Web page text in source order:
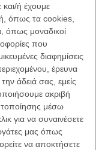
και/ή έχουμε
όπως τα cookies,
όπως μοναδικοί
που
διαφημίσεις
έρευνα
άδειά σας, εμείς
ακριβή
μέσω
για να συναινέσετε
μας όπως
να αποκτήσετε
«Pusher»,
απατούν, δύο
οίκων Gucci και Yves
αντίθετο
Τζέσικα Τσαστέιν,
αυτό του
πάνω στην
των ηρωίδων τους
Γκόσλινγκ του